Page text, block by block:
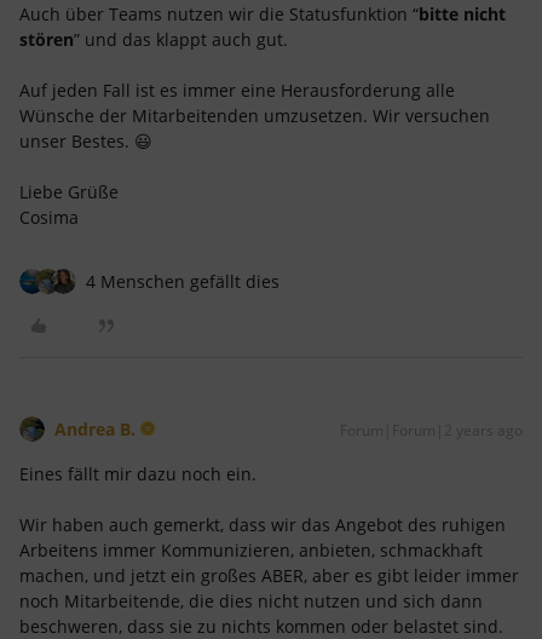
Auch über Teams nutzen wir die Statusfunktion “bitte nicht
stören” und das klappt auch gut.
Auf jeden Fall ist es immer eine Herausforderung alle
Wünsche der Mitarbeitenden umzusetzen. Wir versuchen
unser Bestes. 😃
Liebe Grüße
Cosima
4 Menschen gefällt dies
Andrea B. Forum|Forum|2 years ago
Eines fällt mir dazu noch ein.
Wir haben auch gemerkt, dass wir das Angebot des ruhigen
Arbeitens immer Kommunizieren, anbieten, schmackhaft
machen, und jetzt ein großes ABER, aber es gibt leider immer
noch Mitarbeitende, die dies nicht nutzen und sich dann
beschweren, dass sie zu nichts kommen oder belastet sind.